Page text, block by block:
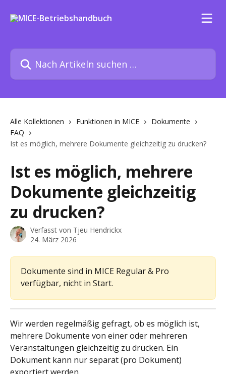
Nach Artikeln suchen …
Alle Kollektionen Funktionen in MICE
Dokumente
FAQ
Ist es möglich, mehrere Dokumente gleichzeitig zu drucken?
Ist es möglich, mehrere
Dokumente gleichzeitig
zu drucken?
Verfasst von Tjeu Hendrickx
24. März 2026
Dokumente sind in MICE Regular & Pro
verfügbar, nicht in Start.
Wir werden regelmäßig gefragt, ob es möglich ist,
mehrere Dokumente von einer oder mehreren
Veranstaltungen gleichzeitig zu drucken. Ein
Dokument kann nur separat (pro Dokument)